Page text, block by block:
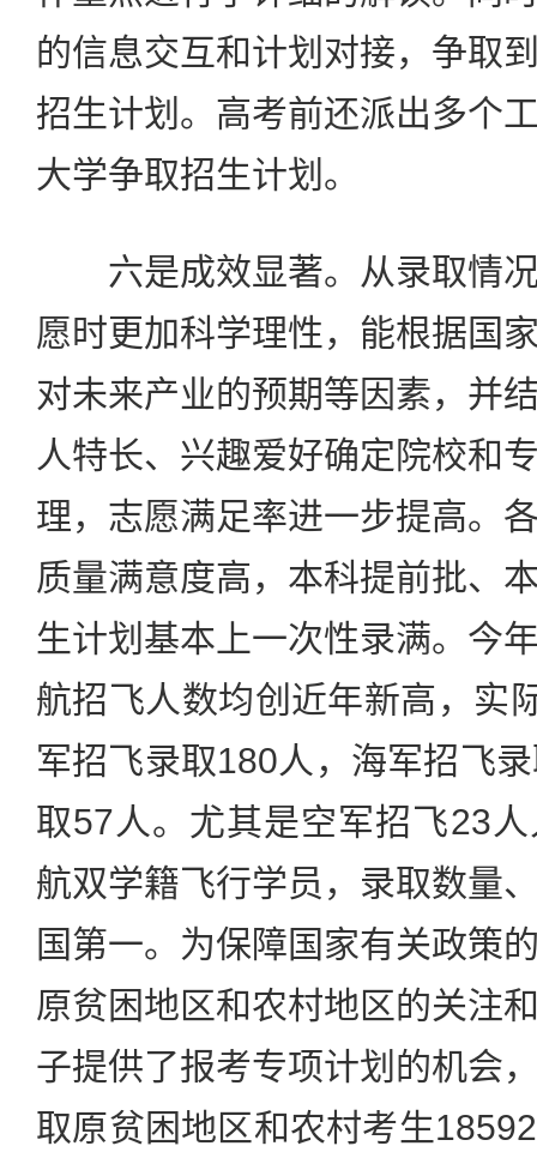
的信息交互和计划对接，争取
招生计划。高考前还派出多个
大学争取招生计划。
六是成效显著。从录取情况
愿时更加科学理性，能根据国
对未来产业的预期等因素，并
人特长、兴趣爱好确定院校和
理，志愿满足率进一步提高。
质量满意度高，本科提前批、
生计划基本上一次性录满。今
航招飞人数均创近年新高，实
军招飞录取180人，海军招飞
取57人。尤其是空军招飞23
航双学籍飞行学员，录取数量
国第一。为保障国家有关政策
原贫困地区和农村地区的关注
子提供了报考专项计划的机会
取原贫困地区和农村考生